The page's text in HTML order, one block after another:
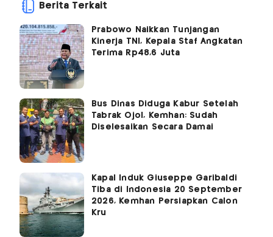
Berita Terkait
Prabowo Naikkan Tunjangan
Kinerja TNI, Kepala Staf Angkatan
Terima Rp48,6 Juta
Bus Dinas Diduga Kabur Setelah
Tabrak Ojol, Kemhan: Sudah
Diselesaikan Secara Damai
Kapal Induk Giuseppe Garibaldi
Tiba di Indonesia 20 September
2026, Kemhan Persiapkan Calon
Kru